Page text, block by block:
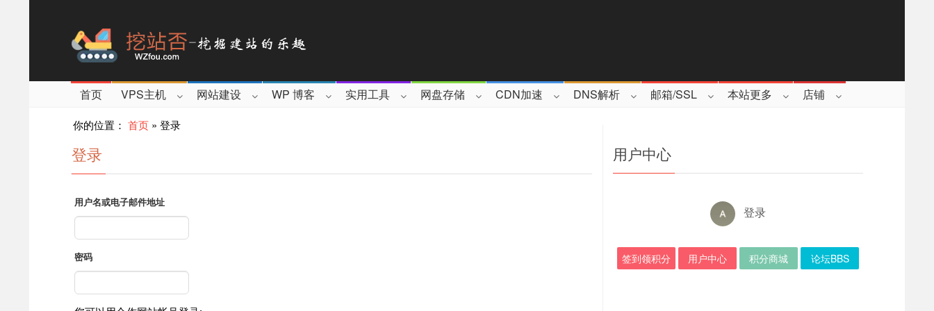
首页 VPS主机 网站建设 WP 博客 实用工具 网盘存储 CDN加速 DNS解析 邮箱/SSL 本站更多 店铺
你的位置： 首页 » 登录
登录
用户名或电子邮件地址
密码
用户中心
登录
签到领积分 用户中心 积分商城 论坛BBS